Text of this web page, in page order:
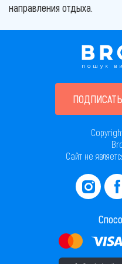
направления отдыха.
Сайт не
Скачать